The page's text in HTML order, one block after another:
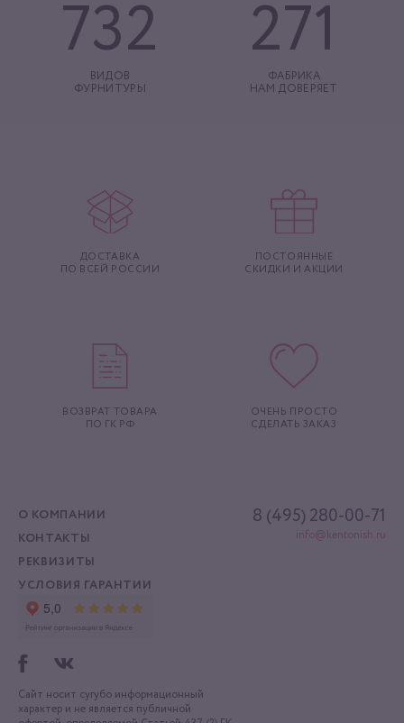
732
ВИДОВ
ФУРНИТУРЫ
271
ФАБРИКА
НАМ ДОВЕРЯЕТ
ДОСТАВКА
ПО ВСЕЙ РОССИИ
ПОСТОЯННЫЕ
СКИДКИ И АКЦИИ
ВОЗВРАТ ТОВАРА
ПО ГК РФ
ОЧЕНЬ ПРОСТО
СДЕЛАТЬ ЗАКАЗ
Сайт носит сугубо информационный
характер и не является публичной
О КОМПАНИИ
КОНТАКТЫ
РЕКВИЗИТЫ
УСЛОВИЯ ГАРАНТИИ
8 (495) 280-00-71
info@kentonish.ru